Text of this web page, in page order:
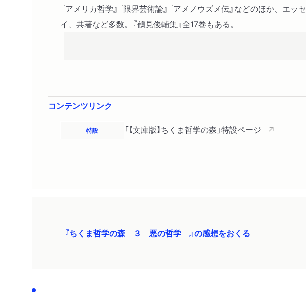
『アメリカ哲学』『限界芸術論』『アメノウズメ伝』などのほか、エッセ
イ、共著など多数。『鶴見俊輔集』全17巻もある。
コンテンツリンク
特設 「【文庫版】ちくま哲学の森」特設ページ
『ちくま哲学の森 ３ 悪の哲学 』の感想をおくる